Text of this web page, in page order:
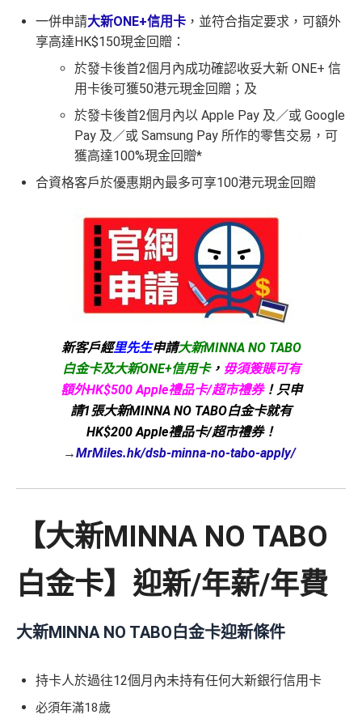
一併申請大新ONE+信用卡 ，並符合指定要求，可額外
享高達HK$150現金回贈：
於發卡後首2個月內成功確認收妥大新 ONE+ 信
用卡後可獲50港元現金回贈；及
於發卡後首2個月內以 Apple Pay 及／或 Google
Pay 及／或 Samsung Pay 所作的零售交易，可
獲高達100%現金回贈*
合資格客戶於優惠期內最多可享100港元現金回贈
新客戶經里先生申請大新MINNA NO TABO
白金卡及大新ONE+信用卡， 毋須簽賬可有
額外HK$500 Apple禮品卡/超市禮券！只申
請1張大新MINNA NO TABO白金卡就有
HK$200 Apple禮品卡/超市禮券！
→MrMiles.hk/dsb-minna-no-tabo-apply/
【大新MINNA NO TABO
白金卡】迎新/年薪/年費
大新MINNA NO TABO白金卡迎新條件
持卡人於過往12個月內未持有任何大新銀行信用卡
必須年滿18歲